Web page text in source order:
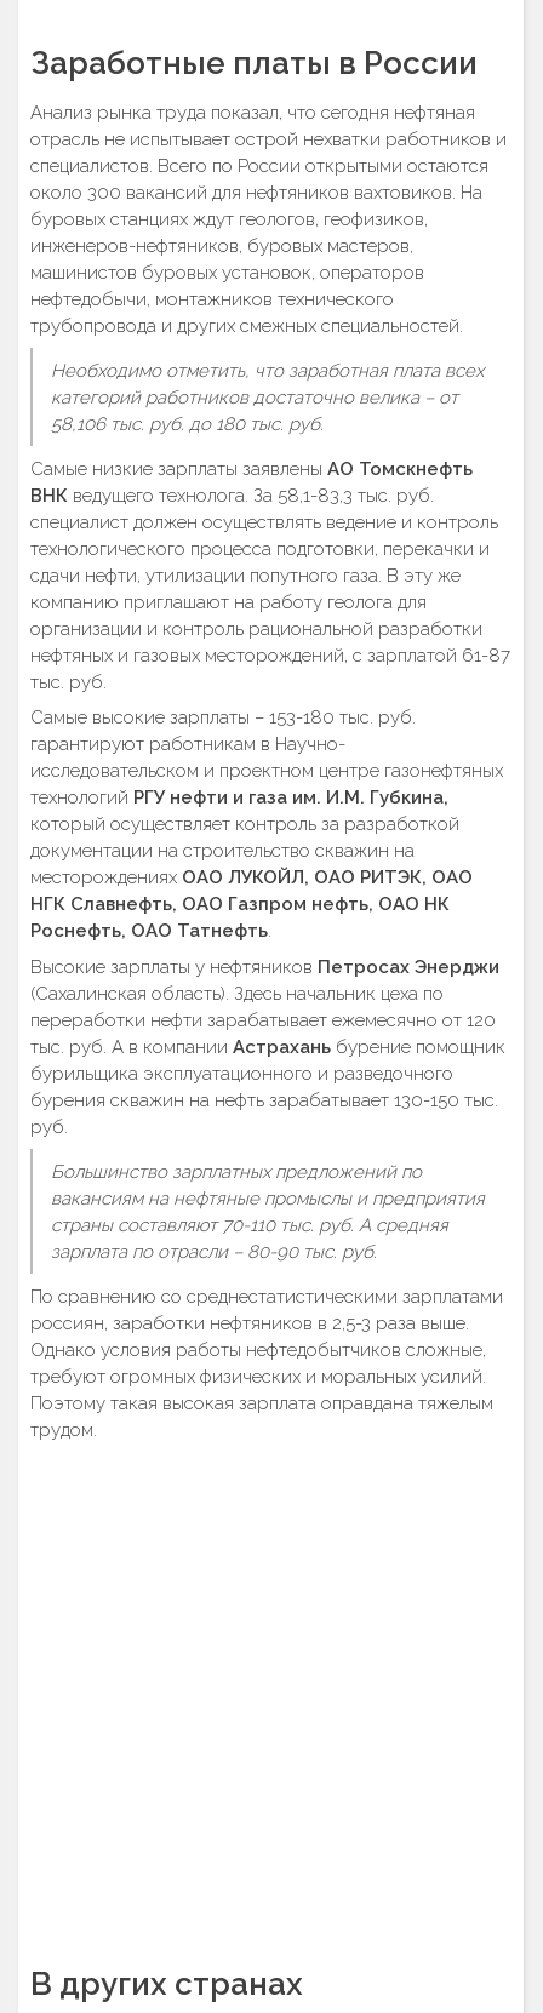
Заработные платы в России
Анализ рынка труда показал, что сегодня нефтяная
отрасль не испытывает острой нехватки работников и
специалистов. Всего по России открытыми остаются
около 300 вакансий для нефтяников вахтовиков. На
буровых станциях ждут геологов, геофизиков,
инженеров-нефтяников, буровых мастеров,
машинистов буровых установок, операторов
нефтедобычи, монтажников технического
трубопровода и других смежных специальностей.
Необходимо отметить, что заработная плата всех
категорий работников достаточно велика – от
58,106 тыс. руб. до 180 тыс. руб.
Самые низкие зарплаты заявлены АО Томскнефть
ВНК ведущего технолога. За 58,1-83,3 тыс. руб.
специалист должен осуществлять ведение и контроль
технологического процесса подготовки, перекачки и
сдачи нефти, утилизации попутного газа. В эту же
компанию приглашают на работу геолога для
организации и контроль рациональной разработки
нефтяных и газовых месторождений, с зарплатой 61-87
тыс. руб.
Самые высокие зарплаты – 153-180 тыс. руб.
гарантируют работникам в Научно-
исследовательском и проектном центре газонефтяных
технологий РГУ нефти и газа им. И.М. Губкина,
который осуществляет контроль за разработкой
документации на строительство скважин на
месторождениях ОАО ЛУКОЙЛ, ОАО РИТЭК, ОАО
НГК Славнефть, ОАО Газпром нефть, ОАО НК
Роснефть, ОАО Татнефть.
Высокие зарплаты у нефтяников Петросах Энерджи
(Сахалинская область). Здесь начальник цеха по
переработки нефти зарабатывает ежемесячно от 120
тыс. руб. А в компании Астрахань бурение помощник
бурильщика эксплуатационного и разведочного
бурения скважин на нефть зарабатывает 130-150 тыс.
руб.
Большинство зарплатных предложений по
вакансиям на нефтяные промыслы и предприятия
страны составляют 70-110 тыс. руб. А средняя
зарплата по отрасли – 80-90 тыс. руб.
По сравнению со среднестатистическими зарплатами
россиян, заработки нефтяников в 2,5-3 раза выше.
Однако условия работы нефтедобытчиков сложные,
требуют огромных физических и моральных усилий.
Поэтому такая высокая зарплата оправдана тяжелым
трудом.
В других странах